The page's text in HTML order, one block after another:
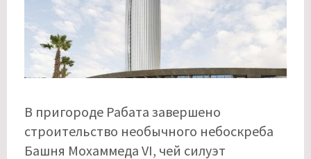
В пригороде Рабата завершено
строительство необычного небоскреба
Башня Мохаммеда VI, чей силуэт